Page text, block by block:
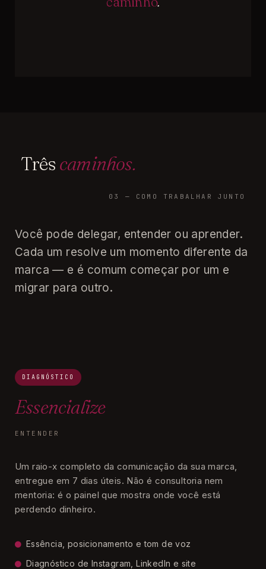
Trêscaminhos.
03 — COMO TRABALHAR JUNTO
Você pode delegar, entender ou aprender.
Cada um resolve um momento diferente da
marca — e é comum começar por um e
migrar para outro.
DIAGNÓSTICO
Essencialize
ENTENDER
Um raio-x completo da comunicação da sua marca,
entregue em 7 dias úteis. Não é consultoria nem
mentoria: é o painel que mostra onde você está
perdendo dinheiro.
Essência, posicionamento e tom de voz
Diagnóstico de Instagram, LinkedIn e site